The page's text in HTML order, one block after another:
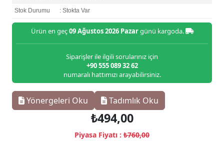
Stok Durumu : Stokta Var
Ürün en geç09 Ağustos 2026 Pazargünü kargoda.
Siparişler ile ilgili sorularınız için
+90 555 089 32 62
numaralı hattımızı arayabilirsiniz.
Yönergeleri Oku Tadımlık Oku
₺494,00
Piyasa Fiyatı : ₺760,00